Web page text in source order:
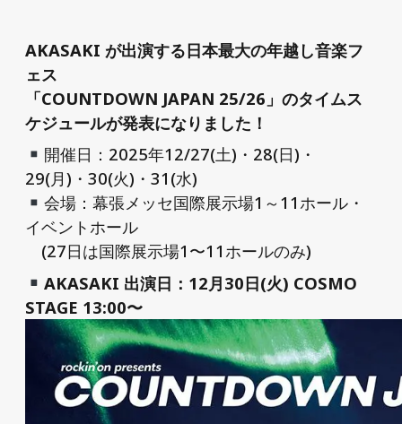
AKASAKI が出演する日本最大の年越し音楽フ
ェス
「COUNTDOWN JAPAN 25/26」のタイムス
ケジュールが発表になりました！
開催日：2025年12/27(土)・28(日)・
29(月)・30(火)・31(水)
会場：幕張メッセ国際展示場1～11ホール・
イベントホール
(27日は国際展示場1〜11ホールのみ)
AKASAKI 出演日：12月30日(火) COSMO
STAGE 13:00〜